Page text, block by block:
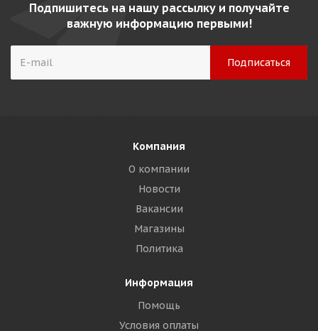
Подпишитесь на нашу рассылку и получайте
важную информацию первыми!
Компания
О компании
Новости
Вакансии
Магазины
Политика
Информация
Помощь
Условия оплаты